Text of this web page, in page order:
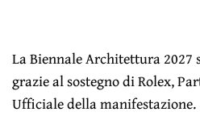
La Biennale Architettura 2027
grazie al sostegno di Rolex,
Ufficiale della manifestazione.